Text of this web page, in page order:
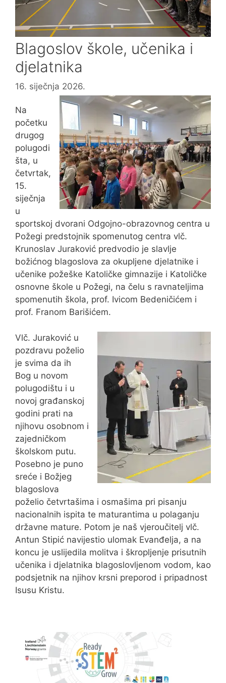
Blagoslov škole, učenika i
djelatnika
16. siječnja 2026.
Na
početku
drugog
polugodi
šta, u
četvrtak,
15.
siječnja
u
sportskoj dvorani Odgojno-obrazovnog centra u
Požegi predstojnik spomenutog centra vlč.
Krunoslav Juraković predvodio je slavlje
božićnog blagoslova za okupljene djelatnike i
učenike požeške Katoličke gimnazije i Katoličke
osnovne škole u Požegi, na čelu s ravnateljima
spomenutih škola, prof. Ivicom Bedeničićem i
prof. Franom Barišićem.
Vlč. Juraković u
pozdravu poželio
je svima da ih
Bog u novom
polugodištu i u
novoj građanskoj
godini prati na
njihovu osobnom i
zajedničkom
školskom putu.
Posebno je puno
sreće i Božjeg
blagoslova
poželio četvrtašima i osmašima pri pisanju
nacionalnih ispita te maturantima u polaganju
državne mature. Potom je naš vjeroučitelj vlč.
Antun Stipić navijestio ulomak Evanđelja, a na
koncu je uslijedila molitva i škropljenje prisutnih
učenika i djelatnika blagoslovljenom vodom, kao
podsjetnik na njihov krsni preporod i pripadnost
Isusu Kristu.